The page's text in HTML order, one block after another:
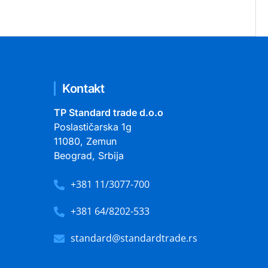
Kontakt
TP Standard trade d.o.o
Poslastičarska 1g
11080, Zemun
Beograd, Srbija
+381 11/3077-700
+381 64/8202-533
standard@standardtrade.rs